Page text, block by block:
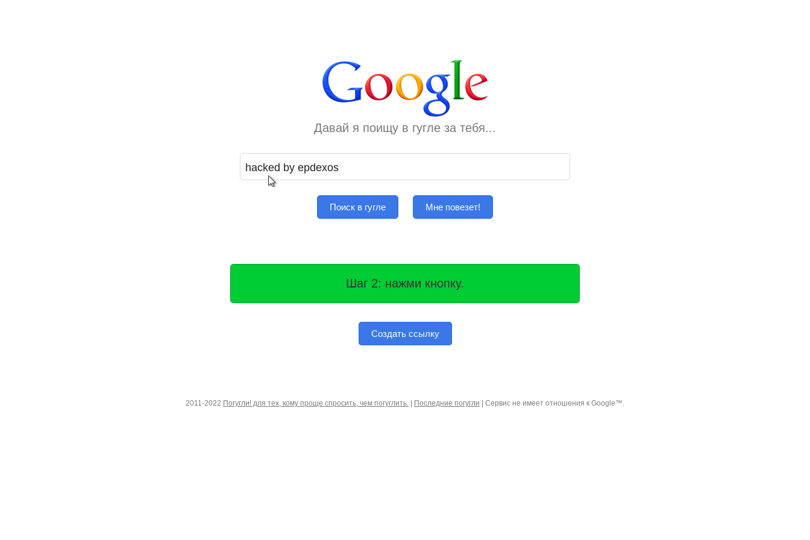
Давай я поищу в гугле за тебя...
Поиск в гугле Мне повезет!
Шаг 2: нажми кнопку.
Создать ссылку
2011-2022 Погугли! для тех, кому проще спросить, чем погуглить. Последние погугли | Сервис не имеет отношения к Google™.